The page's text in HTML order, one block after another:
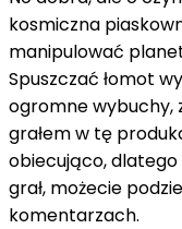
kosmiczna
manipulować
Spuszczać łomot
ogromne wybuchy,
grałem w tę
obiecująco, dlatego
grał, możecie
komentarzach.